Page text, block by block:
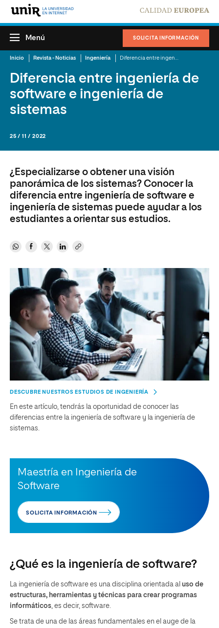
SOLICITA INFORMACIÓN
Menú
Inicio Revista - Noticias Ingeniería
Diferencia entre ingeniería de
software e ingeniería de
sistemas
25 / 11 / 2022
¿Especializarse o obtener una visión
panorámica de los sistemas? Conocer la
diferencia entre ingeniería de software e
ingeniería de sistemas puede ayudar a los
estudiantes a orientar sus estudios.
DESCUBRE NUESTROS ESTUDIOS DE INGENIERÍA
En este artículo, tendrás la oportunidad de conocer las
diferencias entre la ingeniería de software y la ingeniería de
sistemas.
Maestría en Ingeniería de
Software
SOLICITA INFORMACIÓN
¿Qué es la ingeniería de software?
La ingeniería de software es una disciplina orientada al uso de
estructuras, herramientas y técnicas para crear programas
informáticos , es decir, software.
Se trata de una de las áreas fundamentales en el auge de la